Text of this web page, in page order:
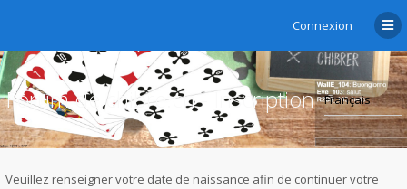
Connexion
Forum de chibre.ch - Inscription
Veuillez renseigner votre date de naissance afin de continuer votre